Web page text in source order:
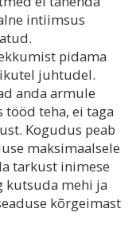
intiimsus
pidama
juhtudel.
anda armule
teha, ei taga
Kogudus peab
maksimaalsele
tarkust inimese
kutsuda mehi ja
kõrgeimast